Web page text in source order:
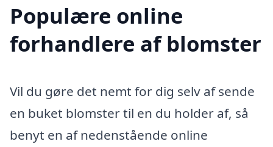
Populære online
forhandlere af blomster
Vil du gøre det nemt for dig selv af sende
en buket blomster til en du holder af, så
benyt en af nedenstående online